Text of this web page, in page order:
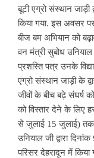
बूटी एग्रो संस्थान
किया गया. इस अवसर
बीज बम अभियान को
वन मंत्री सुबोध
प्रशस्ति पत्र उनके
एग्रो संस्थान जाड़ी के
जीवों के बीच बढ़े संघर्ष
को विस्तार देने के लिए
से जुलाई 15 जुलाई) तक
उनियाल जी द्वारा
परिसर देहरादून में किया